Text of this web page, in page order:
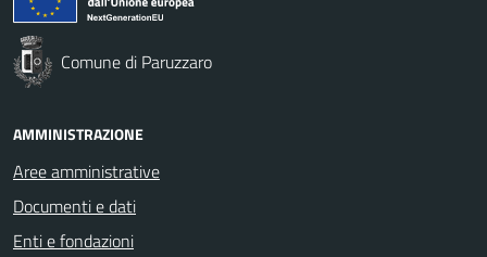
Comune di Paruzzaro
AMMINISTRAZIONE
Aree amministrative
Documenti e dati
Enti e fondazioni